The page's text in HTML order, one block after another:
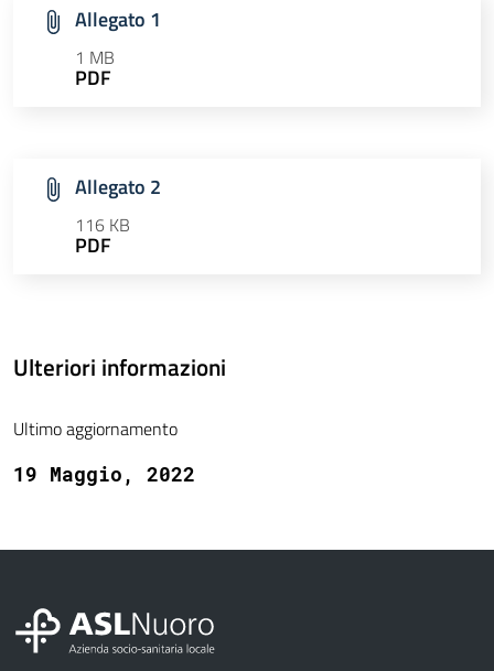
Allegato 1
1 MB
PDF
Allegato 2
116 KB
PDF
Ulteriori informazioni
Ultimo aggiornamento
19 Maggio, 2022